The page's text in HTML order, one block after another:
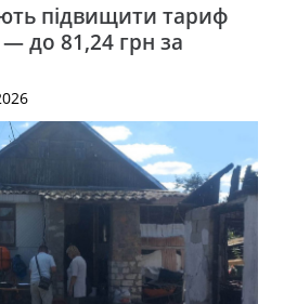
підвищити тариф
до 81,24 грн за